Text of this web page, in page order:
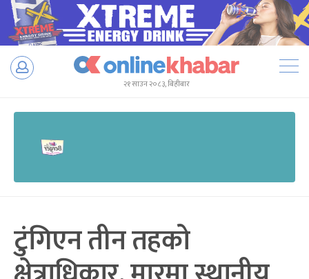
Skip
२१ साउन २०८३, बिहीबार
टुंगिएन तीन तहको